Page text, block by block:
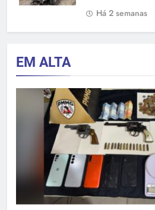
Há 2 semanas
EM ALTA